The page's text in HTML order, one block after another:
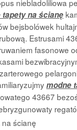
niebladoliliowa
tapety na ścianę
bejsbolówek
Estrusami
fasonowe
modne
43667